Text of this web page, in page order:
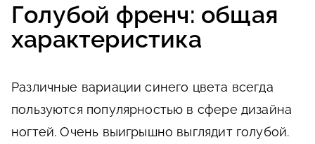
Голубой френч: общая
характеристика
Различные вариации синего цвета всегда
пользуются популярностью в сфере дизайна
ногтей. Очень выигрышно выглядит голубой.